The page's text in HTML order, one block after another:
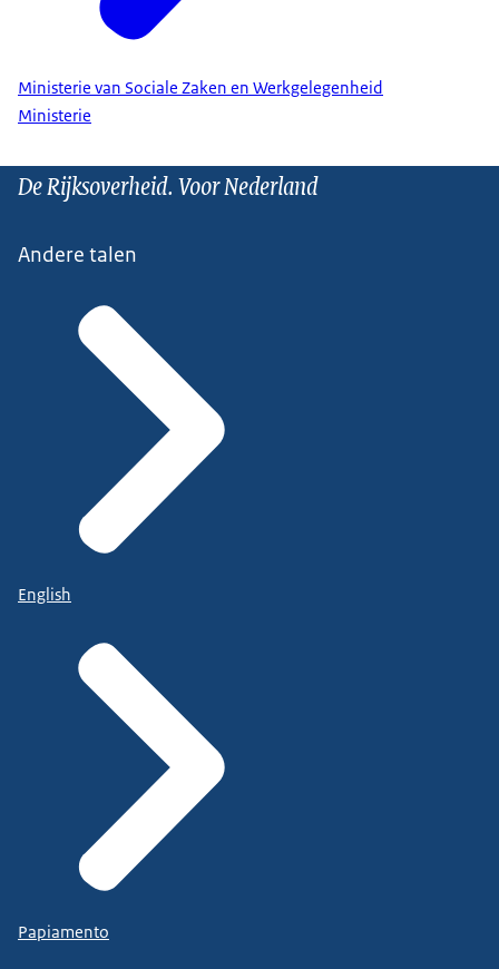
Ministerie van Sociale Zaken en Werkgelegenheid
Ministerie
De Rijksoverheid. Voor Nederland
Andere talen
English
Papiamento